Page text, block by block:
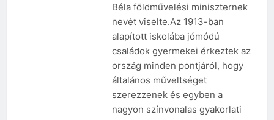
Béla földművelési miniszternek
nevét viselte.Az 1913-ban
alapított iskolába jómódú
családok gyermekei érkeztek az
ország minden pontjáról, hogy
általános műveltséget
szerezzenek és egyben a
nagyon színvonalas gyakorlati